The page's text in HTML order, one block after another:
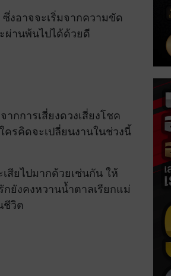
งอาจจะเริ่มจากความขัด
ผ่านพ้นไปได้ด้วยดี
กการเสี่ยงดวงเสี่ยงโชค
รคิดจะเปลี่ยนงานในช่วงนี้
สียไปมากด้วยเช่นกัน ให้
ยังคงหวานน้ำตาลเรียกแม่
ชีวิต